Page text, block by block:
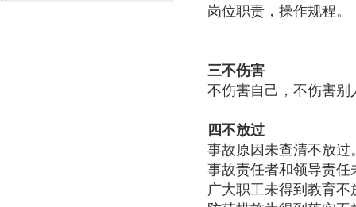
岗位职责，操作规程。
三不伤害
不伤害自己，不伤害
四不放过
事故原因未查清不放过
事故责任者和领导责任
广大职工未得到教育不